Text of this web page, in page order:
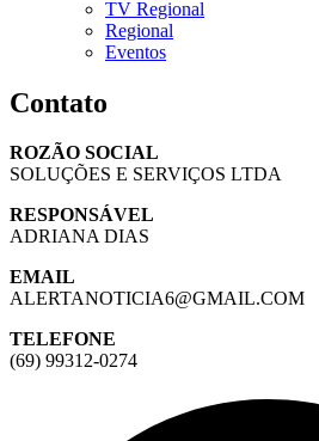
TV Regional
Regional
Eventos
Contato
ROZÃO SOCIAL
SOLUÇÕES E SERVIÇOS LTDA
RESPONSÁVEL
ADRIANA DIAS
EMAIL
ALERTANOTICIA6@GMAIL.COM
TELEFONE
(69) 99312-0274